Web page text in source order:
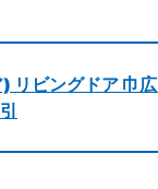
リビングドア 巾